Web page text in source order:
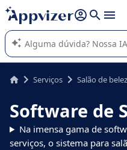
de nossa IA (várias linhas com
A IA do Appvizer o orienta no
SaaS para sua empresa.
Serviços Salão de
Software de
Na imensa gama de
serviços, o sistema para